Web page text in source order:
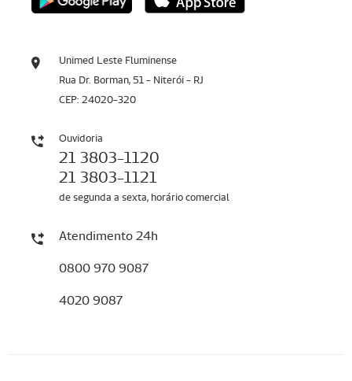
Unimed Leste Fluminense
Rua Dr. Borman, 51 - Niterói - RJ
CEP: 24020-320
Ouvidoria
21 3803-1120
21 3803-1121
de segunda a sexta, horário comercial
Atendimento 24h
0800 970 9087
4020 9087